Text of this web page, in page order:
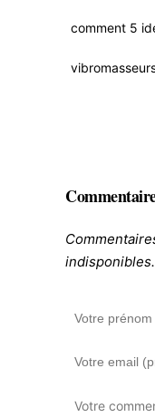
comment 5
indisponibles.